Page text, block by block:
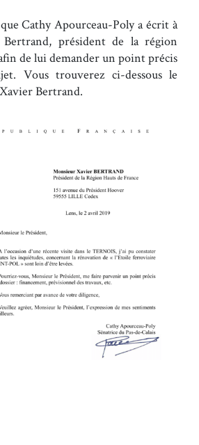
que Cathy Apourceau-Poly a écrit à
président de la région
de lui demander un point précis
Vous trouverez ci-dessous le
Bertrand.